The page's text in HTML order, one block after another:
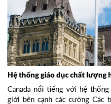
Hệ thống giáo dục chất lượng
Canada nổi tiếng với hệ
giới bên cạnh các cường Các